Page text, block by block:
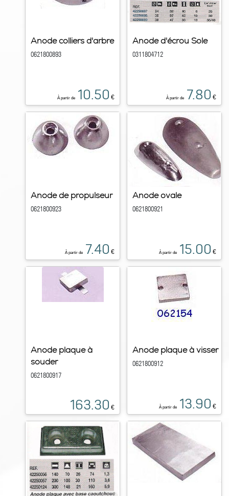
Anode colliers d'arbre
0621800893
À partir de 10.50 €
Anode d'écrou Sole
0311804712
À partir de 7.80 €
Anode de propulseur
0621800923
À partir de 7.40 €
Anode ovale
0621800921
À partir de 15.00 €
Anode plaque à
souder
0621800917
163.30 €
Anode plaque à visser
0621800912
À partir de 13.90 €